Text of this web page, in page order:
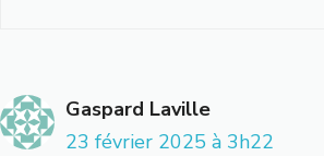
Gaspard Laville
23 février 2025 à 3h22